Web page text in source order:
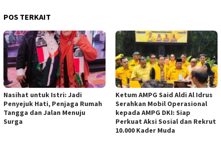
POS TERKAIT
Nasihat untuk Istri: Jadi
Penyejuk Hati, Penjaga Rumah
Tangga dan Jalan Menuju
Surga
Ketum AMPG Said Aldi Al Idrus
Serahkan Mobil Operasional
kepada AMPG DKI: Siap
Perkuat Aksi Sosial dan Rekrut
10.000 Kader Muda